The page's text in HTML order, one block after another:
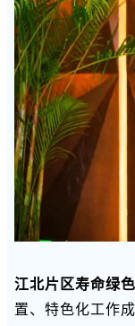
江北片区寿命绿
置、特色化工作